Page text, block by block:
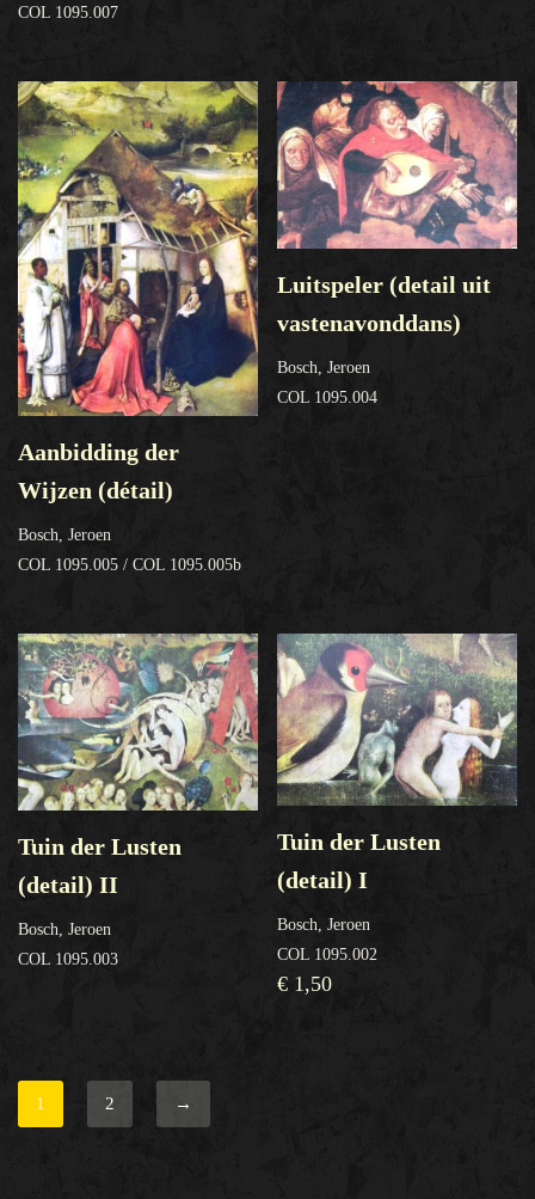
COL 1095.007
Aanbidding der
Wijzen (détail)
Bosch, Jeroen
COL 1095.005 / COL 1095.005b
Luitspeler (detail uit
vastenavonddans)
Bosch, Jeroen
COL 1095.004
Tuin der Lusten
(detail) II
Bosch, Jeroen
COL 1095.003
Tuin der Lusten
(detail) I
Bosch, Jeroen
COL 1095.002
€ 1,50
1 2 →